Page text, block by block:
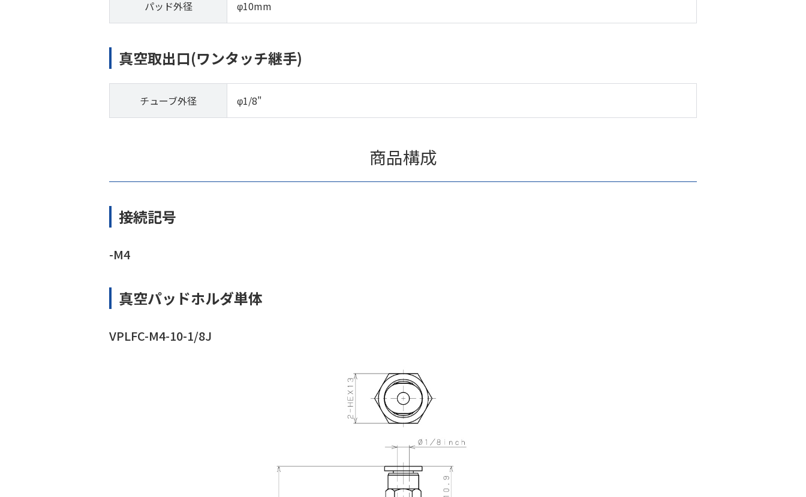
パッド外径 φ10mm
真空取出口(ワンタッチ継手)
チューブ外径 φ1/8"
商品構成
接続記号
-M4
真空パッドホルダ単体
VPLFC-M4-10-1/8J